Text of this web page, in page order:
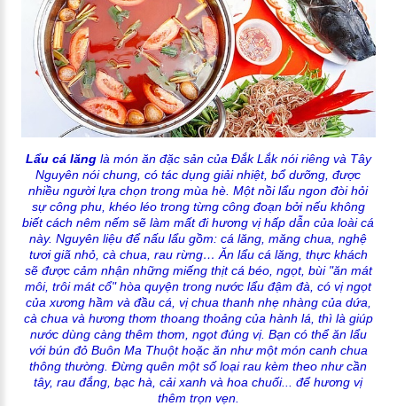
Lẩu cá lănglà món ăn đặc sản của Đắk Lắk nói riêng và Tây
Nguyên nói chung, có tác dụng giải nhiệt, bổ dưỡng, được
nhiều người lựa chọn trong mùa hè. Một nồi lẩu ngon đòi hỏi
sự công phu, khéo léo trong từng công đoạn bởi nếu không
biết cách nêm nếm sẽ làm mất đi hương vị hấp dẫn của loài cá
này. Nguyên liệu để nấu lẩu gồm: cá lăng, măng chua, nghệ
tươi giã nhỏ, cà chua, rau rừng… Ăn lẩu cá lăng, thực khách
sẽ được cảm nhận những miếng thịt cá béo, ngọt, bùi "ăn mát
môi, trôi mát cổ" hòa quyện trong nước lẩu đậm đà, có vị ngọt
của xương hầm và đầu cá, vị chua thanh nhẹ nhàng của dứa,
cà chua và hương thơm thoang thoảng của hành lá, thì là giúp
nước dùng càng thêm thơm, ngọt đúng vị. Bạn có thể ăn lẩu
với bún đỏ Buôn Ma Thuột hoặc ăn như một món canh chua
thông thường. Đừng quên một số loại rau kèm theo như cần
tây, rau đắng, bạc hà, cải xanh và hoa chuối... để hương vị
thêm trọn vẹn.